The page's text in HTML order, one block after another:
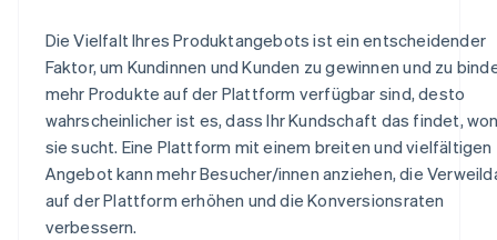
Die Vielfalt Ihres Produktangebots ist ein entscheidender
Faktor, um Kundinnen und Kunden zu gewinnen und zu
mehr Produkte auf der Plattform verfügbar sind, desto
wahrscheinlicher ist es, dass Ihr Kundschaft das findet,
sie sucht. Eine Plattform mit einem breiten und vielfältigen
Angebot kann mehr Besucher/innen anziehen, die
auf der Plattform erhöhen und die Konversionsraten
verbessern.